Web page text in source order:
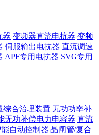
器 变频器直流电抗器 变频
伺服输出电抗器 直流调速
APF专用电抗器 SVG专用
综合治理装置 无功功率补
无功补偿电力电容器 直流
自动控制器 晶闸管/复合